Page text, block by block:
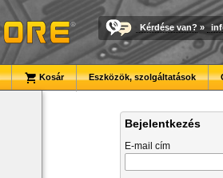
Kérdése van? »
Kosár Eszközök, szolgáltatások
Bejelentkezés
E-mail cím